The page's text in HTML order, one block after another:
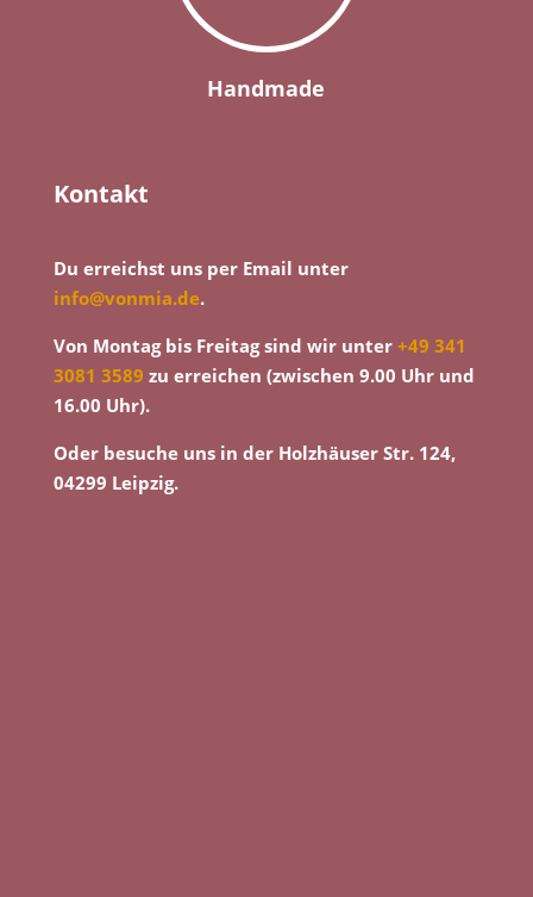
Handmade
Kontakt
Du erreichst uns per Email unter
info@vonmia.de.
Von Montag bis Freitag sind wir unter +49 341
3081 3589 zu erreichen (zwischen 9.00 Uhr und
16.00 Uhr).
Oder besuche uns in der Holzhäuser Str. 124,
04299 Leipzig.